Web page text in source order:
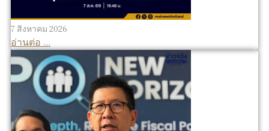
7 สิงหาคม 2026
อ่านต่อ ...